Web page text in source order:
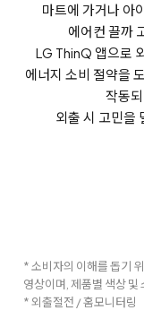
마트에 가거나 아
에어컨 끌까
LG ThinQ 앱으로
에너지 소비 절약을
작동
외출 시 고민을
* 소비자의 이해를 돕기
영상이며, 제품별 색상 및
* 외출절전 / 홈모니터링